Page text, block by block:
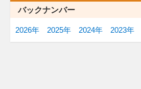
バックナンバー
2026年 2025年 2024年 2023年